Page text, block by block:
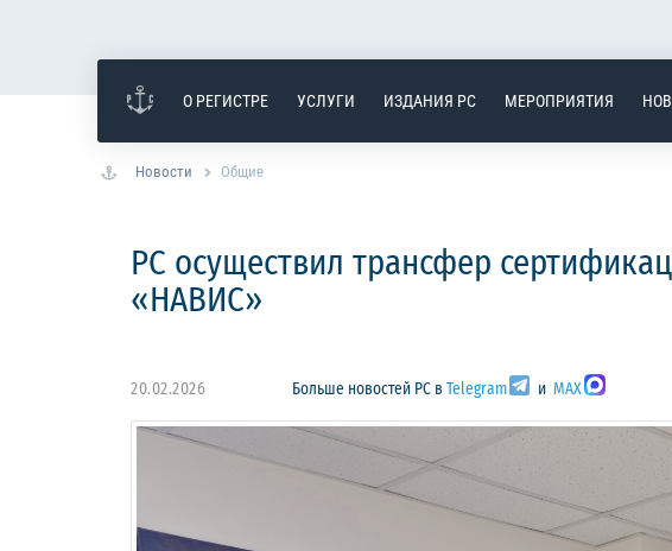
О РЕГИСТРЕ УСЛУГИ ИЗДАНИЯ РС МЕРОПРИЯТИЯ
Новости Общие
РС осуществил трансфер
«НАВИС»
20.02.2026 Больше новостей РС вTelegram иMAX